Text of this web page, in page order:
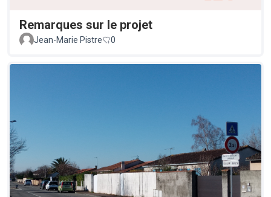
Remarques sur le projet
Jean-Marie Pistre 0